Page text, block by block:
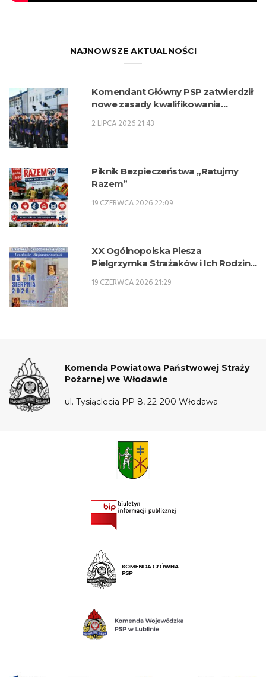
NAJNOWSZE AKTUALNOŚCI
Komendant Główny PSP zatwierdził
nowe zasady kwalifikowania
zawodowe w zawodzie technik
2 LIPCA 2026 21:43
Piknik Bezpieczeństwa „Ratujmy
Razem”
19 CZERWCA 2026 22:09
XX Ogólnopolska Piesza
Pielgrzymka Strażaków i Ich Rodzin
19 CZERWCA 2026 21:29
Komenda Powiatowa Państwowej Straży
Pożarnej we Włodawie
ul. Tysiąclecia PP 8, 22-200 Włodawa